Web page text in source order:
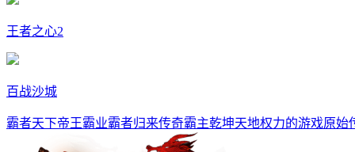
王者之心2
百战沙城
霸者天下帝王霸业霸者归来传奇霸主乾坤天地权力的游戏原始